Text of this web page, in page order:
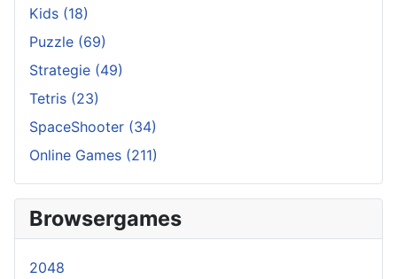
Kids (18)
Puzzle (69)
Strategie (49)
Tetris (23)
SpaceShooter (34)
Online Games (211)
Browsergames
2048